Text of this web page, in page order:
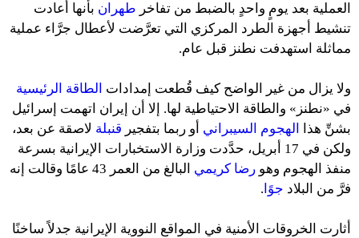
العملية بعد يومٍ واحدٍ بالضبط من تفاخر طهران بأنها أعادت
تنشيط أجهزة الطرد المركزي التي تعرَّضت لأعطال جرَّاء عملية
مماثلة استهدفت نطنز قبل عام.
ولا يزال من غير الواضح كيف قُطعت إمدادات الطاقة الرئيسية
في «نطنز» والطاقة الاحتياطية لها. إلا أن إيران اتهمت إسرائيل
بشنِّ هذا
الهجوم السيبراني أو ربما بتفجير قنبلة لاصقة عن بعد،
ولكن في 17 أبريل، حدَّدت وزارة الاستخبارات الإيرانية بسرعة
منفذ الهجوم وهو رضا كريمي
البالغ من العمر 43 عامًا وقالت إنه
فرَّ من البلاد جوًا .
أثارت الخروقات الأمنية في المواقع النووية الإيرانية جدلاً ساخنًا